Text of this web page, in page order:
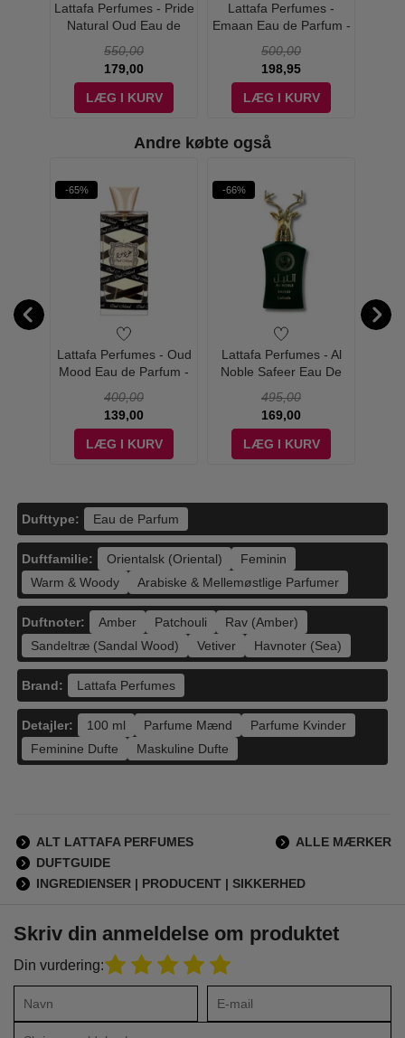
Lattafa Perfumes - Pride
Natural Oud Eau de
550,00
179,00
LÆG I KURV
Lattafa Perfumes -
Emaan Eau de Parfum -
500,00
198,95
LÆG I KURV
Andre købte også
-65%
Lattafa Perfumes - Oud
Mood Eau de Parfum -
400,00
139,00
LÆG I KURV
-66%
Lattafa Perfumes - Al
Noble Safeer Eau De
495,00
169,00
LÆG I KURV
Dufttype: Eau de Parfum
Duftfamilie: Orientalsk (Oriental)
Feminin
Warm & Woody
Arabiske & Mellemøstlige Parfumer
Duftnoter: Amber Patchouli
Rav (Amber)
Sandeltræ (Sandal Wood)
Vetiver Havnoter (Sea)
Brand: Lattafa Perfumes
Detajler: 100 ml Parfume Mænd
Parfume Kvinder
Feminine Dufte
Maskuline Dufte
ALT LATTAFA PERFUMES
ALLE MÆRKER
DUFTGUIDE
INGREDIENSER | PRODUCENT | SIKKERHED
Skriv din anmeldelse om produktet
Din vurdering: